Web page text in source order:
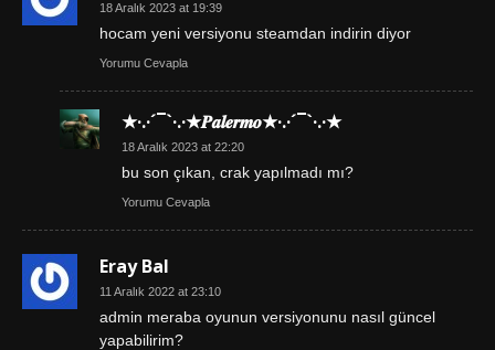
18 Aralık 2023 at 19:39
hocam yeni versiyonu steamdan indirin diyor
Yorumu Cevapla
★·.·´¯`·.·★𝑷𝒂𝒍𝒆𝒓𝒎𝒐★·.·´¯`·.·★
18 Aralık 2023 at 22:20
bu son çıkan, crak yapılmadı mı?
Yorumu Cevapla
Eray Bal
11 Aralık 2022 at 23:10
admin meraba oyunun versiyonunu nasıl güncel
yapabilirim?